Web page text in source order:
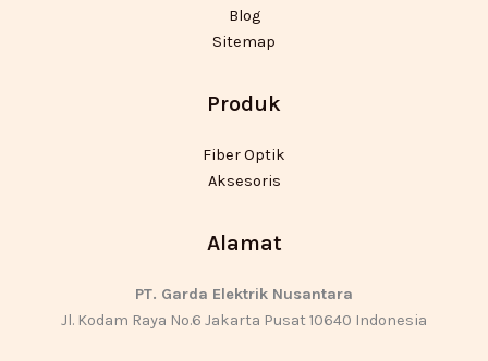
Blog
Sitemap
Produk
Fiber Optik
Aksesoris
Alamat
PT. Garda Elektrik Nusantara
Jl. Kodam Raya No.6 Jakarta Pusat 10640 Indonesia